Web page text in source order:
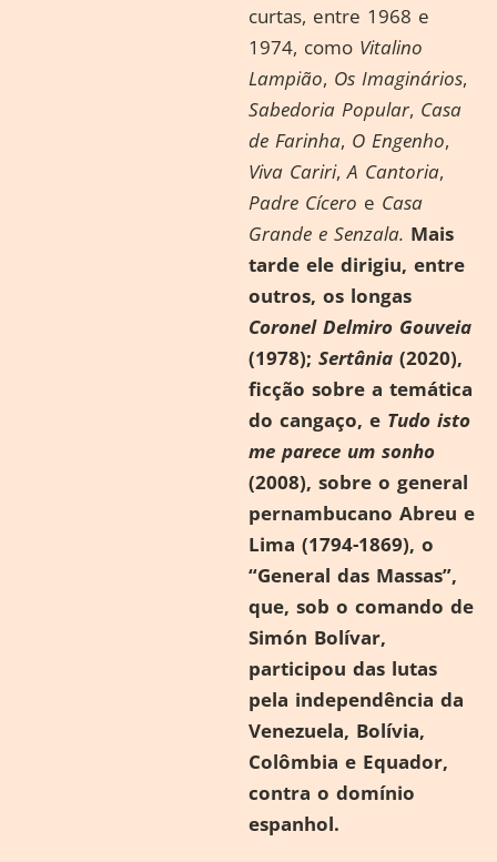
curtas, entre 1968 e
1974, como Vitalino
Lampião, Os Imaginários,
Sabedoria Popular, Casa
de Farinha, O Engenho,
Viva Cariri,A Cantoria,
Padre Cícero e Casa
Grande e Senzala. Mais
tarde ele dirigiu, entre
outros, os longas
Coronel Delmiro Gouveia
(1978); Sertânia (2020),
ficção sobre a temática
do cangaço, e Tudo isto
me parece um sonho
(2008), sobre o general
pernambucano Abreu e
Lima (1794-1869), o
“General das Massas”,
que, sob o comando de
Simón Bolívar,
participou das lutas
pela independência da
Venezuela, Bolívia,
Colômbia e Equador,
contra o domínio
espanhol.